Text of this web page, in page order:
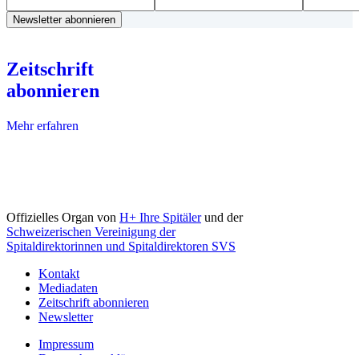
Zeitschrift
abonnieren
Mehr erfahren
Offizielles Organ von H+ Ihre Spitälerund der
Schweizerischen Vereinigung der
Spitaldirektorinnen und Spitaldirektoren SVS
Kontakt
Mediadaten
Zeitschrift abonnieren
Newsletter
Impressum